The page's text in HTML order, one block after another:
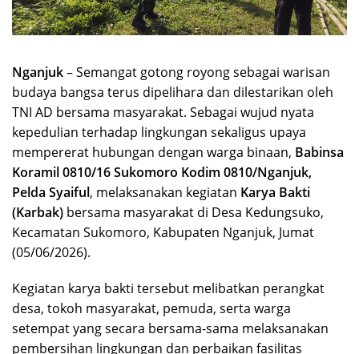
Nganjuk– Semangat gotong royong sebagai warisan
budaya bangsa terus dipelihara dan dilestarikan oleh
TNI AD bersama masyarakat. Sebagai wujud nyata
kepedulian terhadap lingkungan sekaligus upaya
mempererat hubungan dengan warga binaan, Babinsa
Koramil 0810/16 Sukomoro Kodim 0810/Nganjuk,
Pelda Syaiful, melaksanakan kegiatan Karya Bakti
(Karbak) bersama masyarakat di Desa Kedungsuko,
Kecamatan Sukomoro, Kabupaten Nganjuk, Jumat
(05/06/2026).
Kegiatan karya bakti tersebut melibatkan perangkat
desa, tokoh masyarakat, pemuda, serta warga
setempat yang secara bersama-sama melaksanakan
pembersihan lingkungan dan perbaikan fasilitas